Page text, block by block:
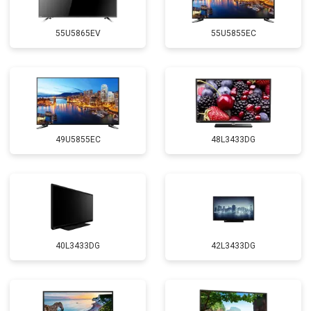
55U5865EV 55U5855EC
49U5855EC 48L3433DG
40L3433DG 42L3433DG